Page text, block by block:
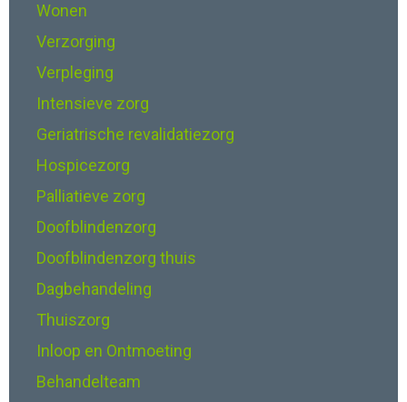
Wonen
Verzorging
Verpleging
Intensieve zorg
Geriatrische revalidatiezorg
Hospicezorg
Palliatieve zorg
Doofblindenzorg
Doofblindenzorg thuis
Dagbehandeling
Thuiszorg
Inloop en Ontmoeting
Behandelteam